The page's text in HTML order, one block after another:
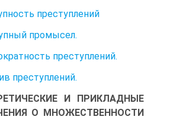
преступлений
промысел.
преступлений.
преступлений.
И ПРИКЛАДНЫЕ
О МНОЖЕСТВЕННОСТИ